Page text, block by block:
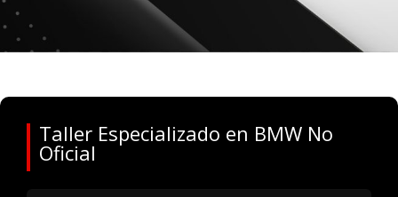
Taller Especializado en BMW No
Oficial